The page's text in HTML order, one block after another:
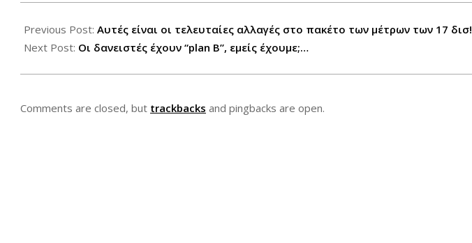
11-
05
Previous Post: Αυτές είναι οι τελευταίες αλλαγές στο πακέτο των μέτρων των 17 δισ!
Next Post: Οι δανειστές έχουν “plan B”, εμείς έχουμε;…
Comments are closed, but trackbacks and pingbacks are open.